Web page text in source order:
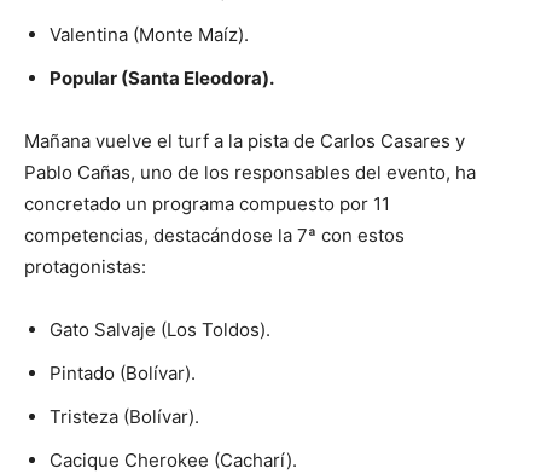
Valentina (Monte Maíz).
Popular (Santa Eleodora).
Mañana vuelve el turf a la pista de Carlos Casares y
Pablo Cañas, uno de los responsables del evento, ha
concretado un programa compuesto por 11
competencias, destacándose la 7ª con estos
protagonistas:
Gato Salvaje (Los Toldos).
Pintado (Bolívar).
Tristeza (Bolívar).
Cacique Cherokee (Cacharí).